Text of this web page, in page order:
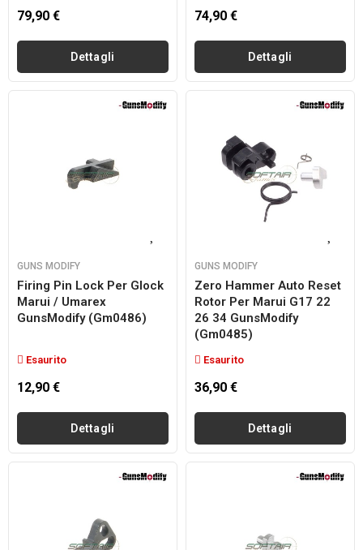
79,90 €
Dettagli
74,90 €
Dettagli
GUNS MODIFY
Firing Pin Lock Per Glock
Marui / Umarex
GunsModify (gm0486)
Esaurito
12,90 €
Dettagli
GUNS MODIFY
Zero Hammer Auto Reset
Rotor Per Marui G17 22
26 34 GunsModify
(gm0485)
Esaurito
36,90 €
Dettagli